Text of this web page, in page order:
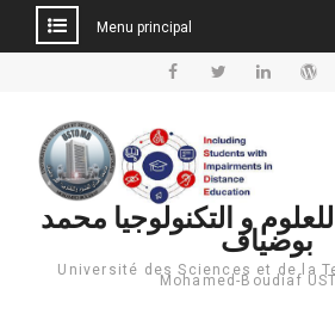
Menu principal
و التكنولوجيا محمد
بوضياف
Université des Sciences et de la
Mohamed-Boudiaf